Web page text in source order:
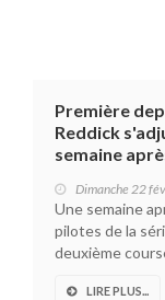
Première
Reddick
semaine
Dimanche 22
Une semaine
pilotes de la
deuxième
LIRE PLUS...